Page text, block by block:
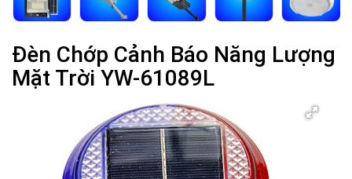
Đèn Chớp Cảnh Báo Năng Lượng
Mặt Trời YW-61089L